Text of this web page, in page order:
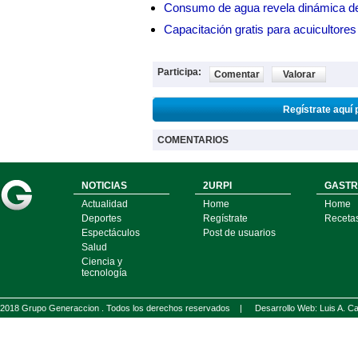
Consumo de agua revela dinámica
Capacitación gratis para
Participa: Comentar Valorar
Regístrate aquí
COMENTARIOS
NOTICIAS
Actualidad
Deportes
Espectáculos
Salud
Ciencia y
tecnología
2URPI
Home
Regístrate
Post de usuarios
Home
2018 Grupo Generaccion . Todos los derechos reservados | Desarrollo Web: Luis